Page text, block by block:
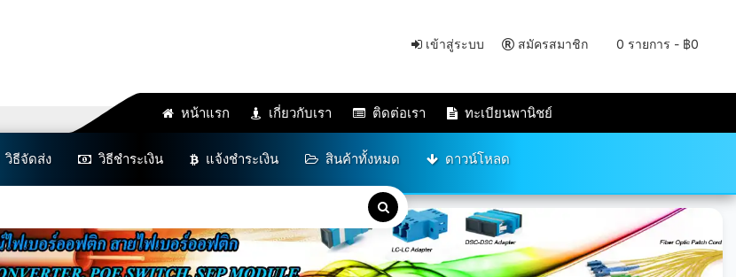
0 รายการ - ฿0
เข้าสู่ระบบ สมัครสมาชิก
หน้าแรก เกี่ยวกับเรา ติดต่อเรา ทะเบียนพานิชย์
วิธีจัดส่ง วิธีชำระเงิน แจ้งชำระเงิน สินค้าทั้งหมด ดาวน์โหลด